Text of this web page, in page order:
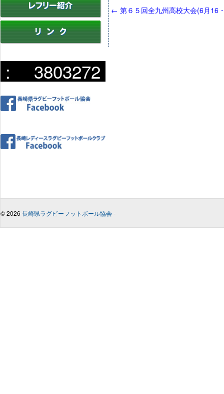
3803272
:
← 第６５回全九州高校大会(6月16
© 2026 長崎県ラグビーフットボール協会-